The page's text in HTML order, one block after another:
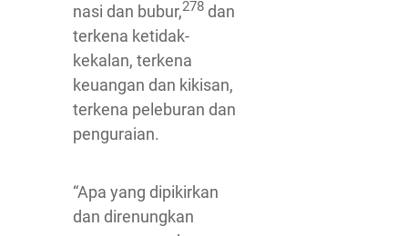
nasi dan bubur,278 dan
terkena ketidak-
kekalan, terkena
keuangan dan kikisan,
terkena peleburan dan
penguraian.
“Apa yang dipikirkan
dan direnungkan